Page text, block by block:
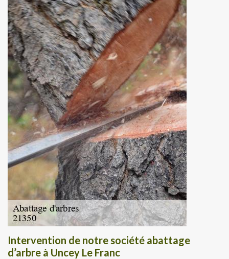
Intervention de notre société abattage
d’arbre à Uncey Le Franc